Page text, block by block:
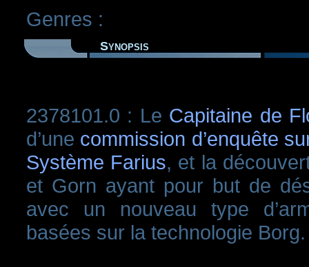
Genres :
Synopsis
2378101.0 : Le Capitaine de
d’une commission d’enquête
Système Farius, et la
et Gorn ayant pour but de
avec un nouveau type
basées sur la technologie Borg.